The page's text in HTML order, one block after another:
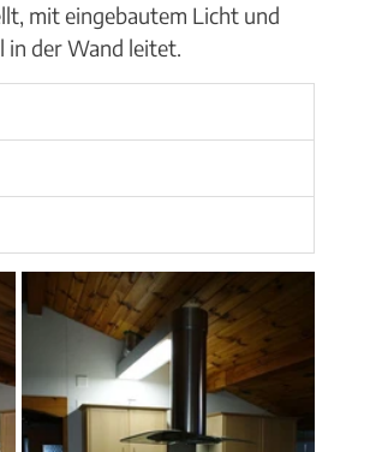
mit eingebautem Licht und
in der Wand leitet.